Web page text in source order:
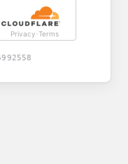
Privacy-Terms